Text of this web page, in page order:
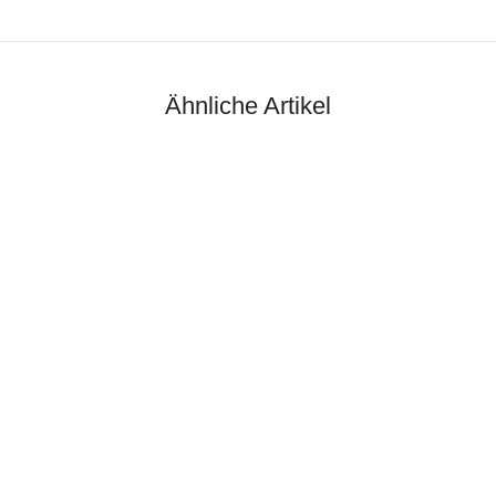
Ähnliche Artikel